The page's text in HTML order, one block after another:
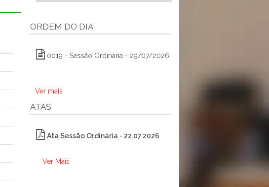
ORDEM DO DIA
0019 - Sessão Ordinária - 29/07/2026
Ver mais
ATAS
Ata Sessão Ordinária - 22.07.2026
Ver Mais